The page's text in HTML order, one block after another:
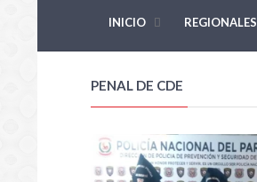
INICIO REGIONALES
PENAL DE CDE